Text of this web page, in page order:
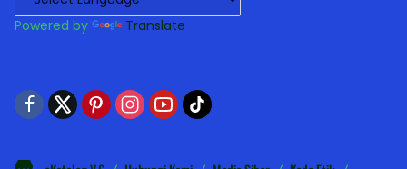
Powered by Translate